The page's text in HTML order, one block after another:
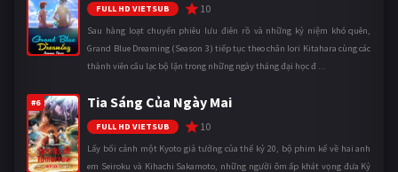
FULL HD VIETSUB 10
Sau hàng loạt chuyến phiêu lưu điên rồ và những kỷ niệm khó quên,
Grand Blue Dreaming (Season 3) tiếp tục theo chân Iori Kitahara cùng các
thành viên câu lạc bộ lặn trong những ngày tháng đại học đ ...
#6 Tia Sáng Của Ngày Mai
FULL HD VIETSUB 10
Lấy bối cảnh một Kyoto giả tưởng của thế kỷ 20, bộ phim kể về hai anh
em Seiroku và Kihachi Sakamoto, những người ôm ấp khát vọng đưa Kỷ